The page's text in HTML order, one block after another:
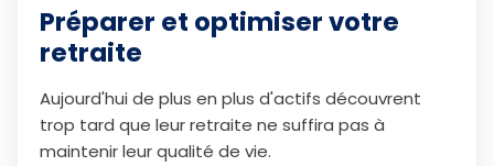
Préparer et optimiser votre
retraite
Aujourd'hui de plus en plus d'actifs découvrent
trop tard que leur retraite ne suffira pas à
maintenir leur qualité de vie.